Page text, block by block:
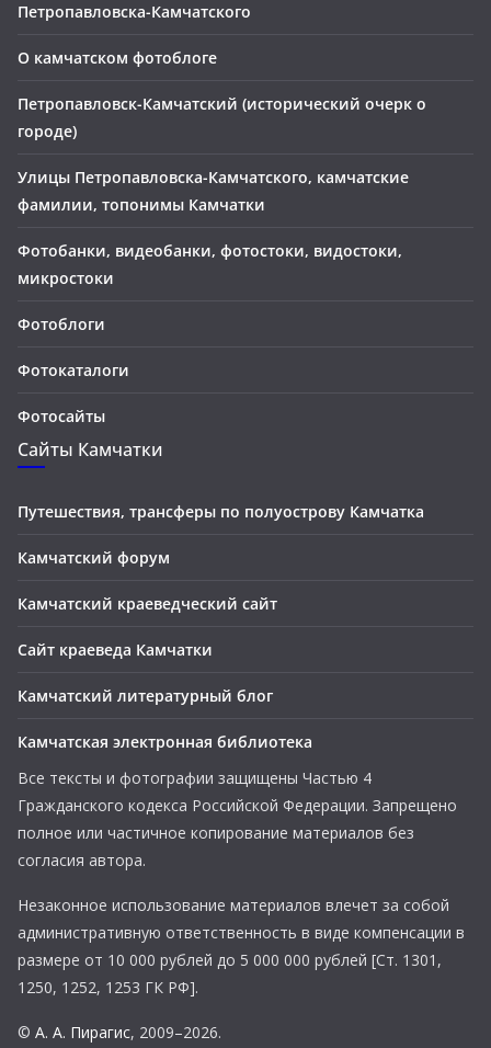
Петропавловска-Камчатского
О камчатском фотоблоге
Петропавловск-Камчатский (исторический очерк о
городе)
Улицы Петропавловска-Камчатского, камчатские
фамилии, топонимы Камчатки
Фотобанки, видеобанки, фотостоки, видостоки,
микростоки
Фотоблоги
Фотокаталоги
Фотосайты
Сайты Камчатки
Путешествия, трансферы по полуострову Камчатка
Камчатский форум
Камчатский краеведческий сайт
Сайт краеведа Камчатки
Камчатский литературный блог
Камчатская электронная библиотека
Все тексты и фотографии защищены Частью 4
Гражданского кодекса Российской Федерации. Запрещено
полное или частичное копирование материалов без
согласия автора.
Незаконное использование материалов влечет за собой
административную ответственность в виде компенсации в
размере от 10 000 рублей до 5 000 000 рублей [Ст. 1301,
1250, 1252, 1253 ГК РФ].
© А. А. Пирагис, 2009–2026.